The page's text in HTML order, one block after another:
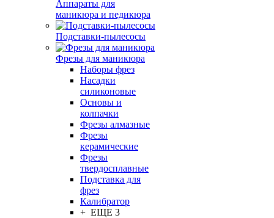
Аппараты для
маникюра и педикюра
Подставки-пылесосы
Фрезы для маникюра
Наборы фрез
Насадки
силиконовые
Основы и
колпачки
Фрезы алмазные
Фрезы
керамические
Фрезы
твердосплавные
Подставка для
фрез
Калибратор
+ ЕЩЕ 3